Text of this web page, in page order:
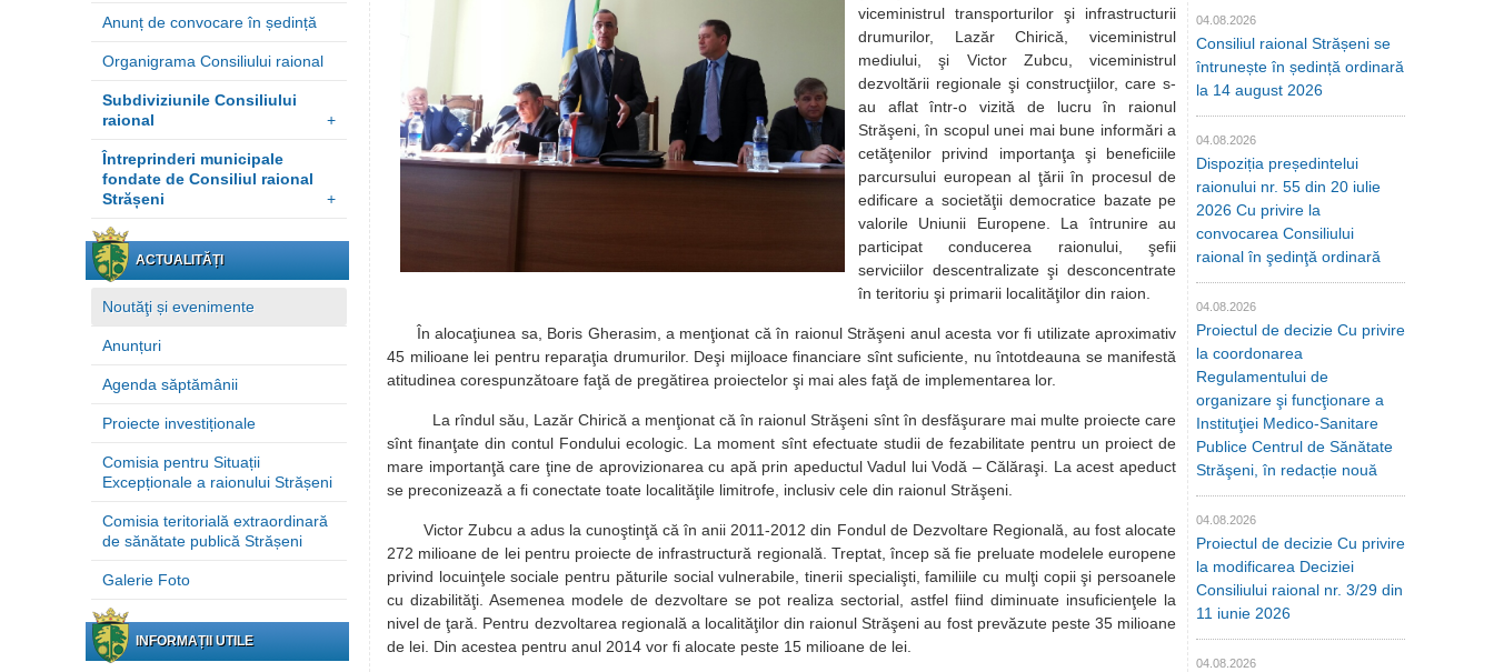
Anunț de convocare în ședință
Organigrama Consiliului raional
Subdiviziunile Consiliului
raional
+
Întreprinderi municipale
fondate de Consiliul raional
Strășeni
+
ACTUALITĂȚI
Noutăţi și evenimente
Anunțuri
Agenda săptămânii
Proiecte investiționale
Comisia pentru Situații
Excepționale a raionului Strășeni
Comisia teritorială extraordinară
de sănătate publică Strășeni
Galerie Foto
INFORMAȚII UTILE
viceministrul transporturilor şi infrastructurii
drumurilor, Lazăr Chirică, viceministrul
mediului, şi Victor Zubcu, viceministrul
dezvoltării regionale şi construcţiilor, care s-
au aflat într-o vizită de lucru în raionul
Străşeni, în scopul unei mai bune informări a
cetăţenilor privind importanţa şi beneficiile
parcursului european al ţării în procesul de
edificare a societăţii democratice bazate pe
valorile Uniunii Europene. La întrunire au
participat conducerea raionului, şefii
serviciilor descentralizate şi desconcentrate
în teritoriu şi primarii localităţilor din raion.
În alocaţiunea sa, Boris Gherasim, a menţionat că în raionul Străşeni anul acesta vor fi utilizate aproximativ
45 milioane lei pentru reparaţia drumurilor. Deşi mijloace financiare sînt suficiente, nu întotdeauna se manifestă
atitudinea corespunzătoare faţă de pregătirea proiectelor şi mai ales faţă de implementarea lor.
La rîndul său, Lazăr Chirică a menţionat că în raionul Străşeni sînt în desfăşurare mai multe proiecte care
sînt finanţate din contul Fondului ecologic. La moment sînt efectuate studii de fezabilitate pentru un proiect de
mare importanţă care ţine de aprovizionarea cu apă prin apeductul Vadul lui Vodă – Călăraşi. La acest apeduct
se preconizează a fi conectate toate localităţile limitrofe, inclusiv cele din raionul Străşeni.
Victor Zubcu a adus la cunoştinţă că în anii 2011-2012 din Fondul de Dezvoltare Regională, au fost alocate
272 milioane de lei pentru proiecte de infrastructură regională. Treptat, încep să fie preluate modelele europene
privind locuinţele sociale pentru păturile social vulnerabile, tinerii specialişti, familiile cu mulţi copii şi persoanele
cu dizabilităţi. Asemenea modele de dezvoltare se pot realiza sectorial, astfel fiind diminuate insuficienţele la
nivel de ţară. Pentru dezvoltarea regională a localităţilor din raionul Străşeni au fost prevăzute peste 35 milioane
de lei. Din acestea pentru anul 2014 vor fi alocate peste 15 milioane de lei.
04.08.2026
Consiliul raional Strășeni se
întrunește în ședință ordinară
la 14 august 2026
04.08.2026
Dispoziția președintelui
raionului nr. 55 din 20 iulie
2026 Cu privire la
convocarea Consiliului
raional în şedinţă ordinară
04.08.2026
Proiectul de decizie Cu privire
la coordonarea
Regulamentului de
organizare şi funcţionare a
Instituţiei Medico-Sanitare
Publice Centrul de Sănătate
Străşeni, în redacție nouă
04.08.2026
Proiectul de decizie Cu privire
la modificarea Deciziei
Consiliului raional nr. 3/29 din
11 iunie 2026
04.08.2026